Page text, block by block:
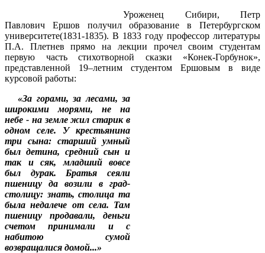
Уроженец Сибири, Петр
Павлович Ершов получил образование в Петербургском
университете(1831-1835). В 1833 году профессор литературы
П.А. Плетнев прямо на лекции прочел своим студентам
первую часть стихотворной сказки «Конек-Горбунок»,
представленной 19–летним студентом Ершовым в виде
курсовой работы:
«За горами, за лесами, за
широкими морями, не на
небе - на земле жил старик в
одном селе. У крестьянина
три сына: старший умный
был детина, средний сын и
так и сяк, младший вовсе
был дурак. Братья сеяли
пшеницу да возили в град-
столицу: знать, столица та
была недалече от села. Там
пшеницу продавали, деньги
счетом принимали и с
набитою сумой
возвращалися домой...»